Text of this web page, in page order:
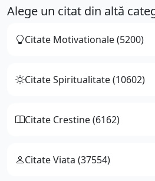
Alege un citat din altă
Citate Motivationale (5200)
Citate Spiritualitate (10602)
Citate Crestine (6162)
Citate Viata (37554)